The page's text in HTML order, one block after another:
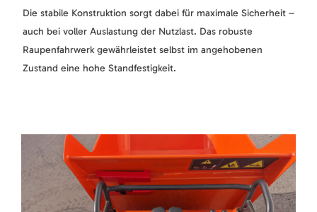
Die stabile Konstruktion sorgt dabei für maximale Sicherheit –
auch bei voller Auslastung der Nutzlast. Das robuste
Raupenfahrwerk gewährleistet selbst im angehobenen
Zustand eine hohe Standfestigkeit.